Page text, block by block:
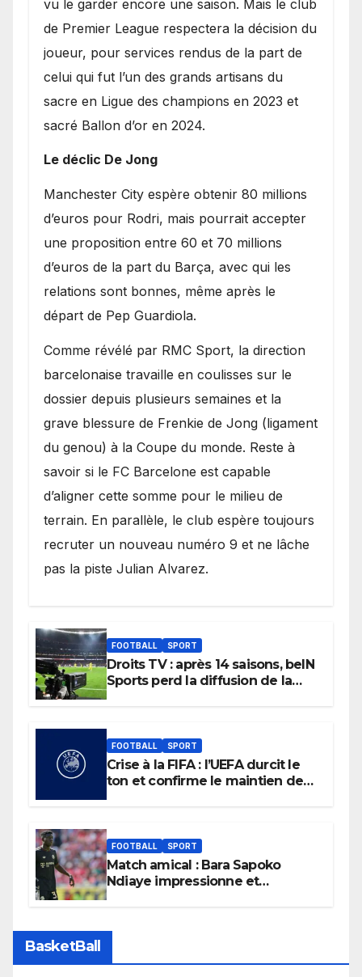
vu le garder encore une saison. Mais le club
de Premier League respectera la décision du
joueur, pour services rendus de la part de
celui qui fut l’un des grands artisans du
sacre en Ligue des champions en 2023 et
sacré Ballon d’or en 2024.
Le déclic De Jong
​Manchester City espère obtenir 80 millions
d’euros pour Rodri, mais pourrait accepter
une proposition entre 60 et 70 millions
d’euros de la part du Barça, avec qui les
relations sont bonnes, même après le
départ de Pep Guardiola.
​Comme révélé par RMC Sport, la direction
barcelonaise travaille en coulisses sur le
dossier depuis plusieurs semaines et la
grave blessure de Frenkie de Jong (ligament
du genou) à la Coupe du monde. Reste à
savoir si le FC Barcelone est capable
d’aligner cette somme pour le milieu de
terrain. En parallèle, le club espère toujours
recruter un nouveau numéro 9 et ne lâche
pas la piste Julian Alvarez.
FOOTBALL SPORT
Droits TV : après 14 saisons, beIN
Sports perd la diffusion de la
FOOTBALL SPORT
Crise à la FIFA : l’UEFA durcit le
ton et confirme le maintien de
FOOTBALL SPORT
Match amical : Bara Sapoko
Ndiaye impressionne et
BasketBall